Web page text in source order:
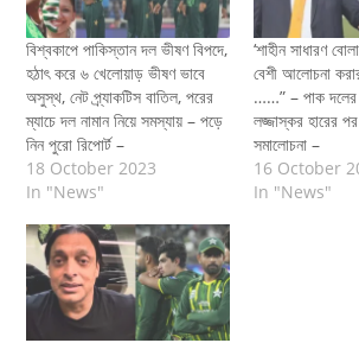
বিশ্বকাপে পাকিস্তান দল ভীষণ বিপদে,
হঠাৎ করে ৬ খেলোয়াড় ভীষণ ভাবে
অসুস্থ, নেট প্র্যাকটিস বাতিল, পরের
ম্যাচে দল নামান নিয়ে সমস্যায় – পড়ে
নিন পুরো রিপোর্ট –
18 October 2023
In "News"
‘শাহীন সাধারণ
বেশী আলোচনা
……” – পাক দলের
লজ্জাস্কর হারের পর
সমালোচনা –
16 October
In "News"